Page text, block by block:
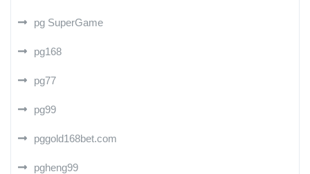
pg SuperGame
pg168
pg77
pg99
pggold168bet.com
pgheng99